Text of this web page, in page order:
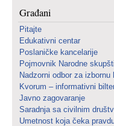
Građani
Pitajte
Edukativni centar
Poslaničke kancelarije
Pojmovnik Narodne
Nadzorni odbor za izbornu
Kvorum – informativni
Javno zagovaranje
Saradnja sa civilnim
Umetnost koja čeka